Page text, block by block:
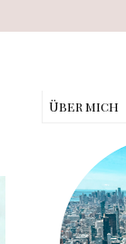
Über mich